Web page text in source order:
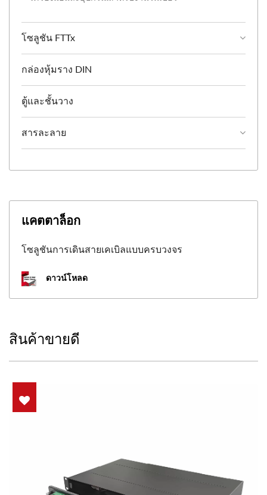
โซลูชัน FTTx
กล่องหุ้มราง DIN
ตู้และชั้นวาง
สารละลาย
แคตตาล็อก
โซลูชันการเดินสายเคเบิลแบบครบวงจร
ดาวน์โหลด
สินค้าขายดี